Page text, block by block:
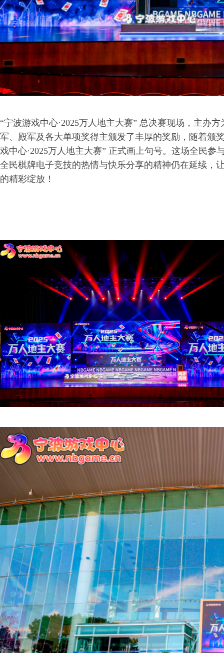
“宁波游戏中心·2025万人地主大赛” 总决赛现场，主办
军、殿军及各大单项奖得主颁发了丰厚的奖励，随着颁
戏中心·2025万人地主大赛” 正式画上句号。这场全民参
全民棋牌电子竞技的热情与快乐分享的精神仍在延续，
的精彩绽放！